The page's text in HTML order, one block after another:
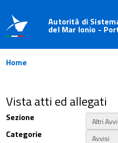
Autorità di
del Mar Ionio -
Home
Vista atti ed allegati
Sezione
Categorie